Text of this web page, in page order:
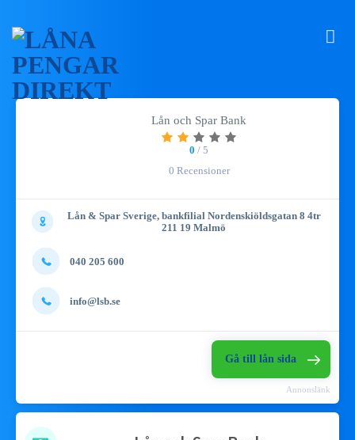
Lån och Spar Bank
0 / 5
0 Recensioner
Lån & Spar Sverige, bankfilial Nordenskiöldsgatan 8 4tr
211 19 Malmö
040 205 600
info@lsb.se
Gå till lån sida
Annonslänk